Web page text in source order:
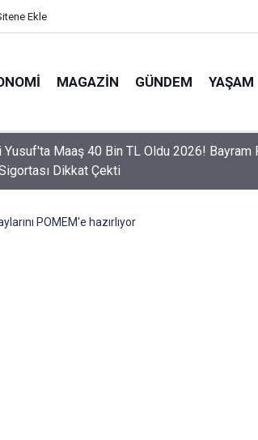
Ekle
MAGAZIN GÜNDEM YAŞAM
Maaş 40 Bin TL Oldu 2026! Bayram
Dikkat Çekti
POMEM'e hazırlıyor